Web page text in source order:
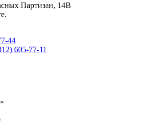
Партизан, 14В
44
605-77-11